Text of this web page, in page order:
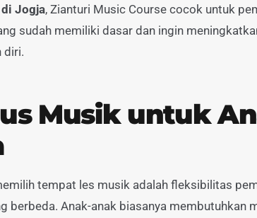
Jogja, Zianturi Music Course cocok untuk
sudah memiliki dasar dan ingin
diri.
Musik untuk
tempat les musik adalah fleksibilitas
berbeda. Anak-anak biasanya membutuhkan